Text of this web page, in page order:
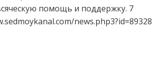
помощь и поддержку. 7
news.php3?id=89328